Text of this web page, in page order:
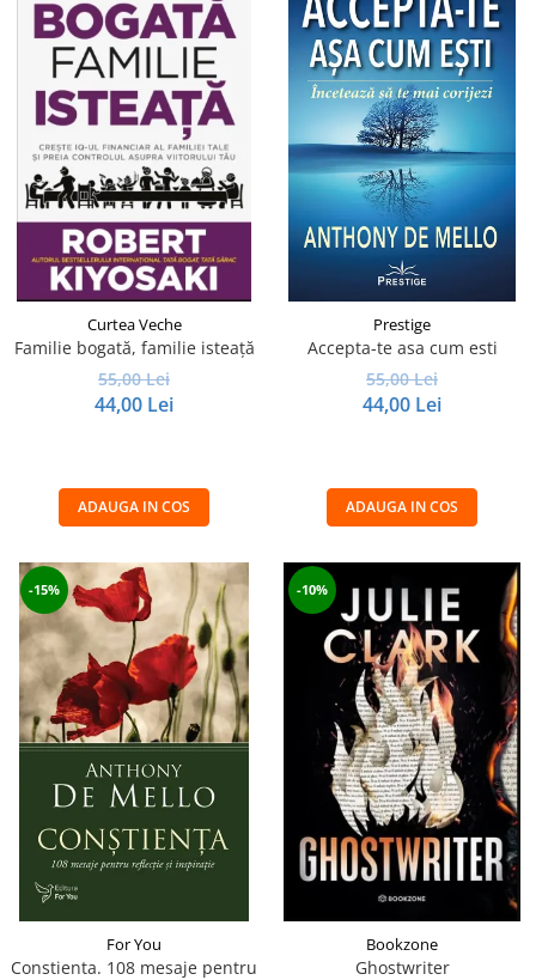
Curtea Veche
Familie bogată, familie isteață
55,00 Lei
44,00 Lei
ADAUGA IN COS
Prestige
Accepta-te asa cum esti
55,00 Lei
44,00 Lei
ADAUGA IN COS
-15%
For You
Constienta. 108 mesaje pentru
-10%
Bookzone
Ghostwriter